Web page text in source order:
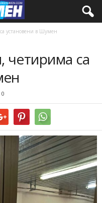
установени в Шумен
четирима са
0